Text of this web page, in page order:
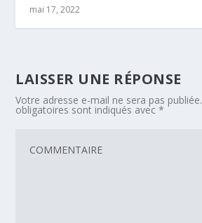
mai 17, 2022
LAISSER UNE RÉPONSE
Votre adresse e-mail ne sera pas publiée.
obligatoires sont indiqués avec*